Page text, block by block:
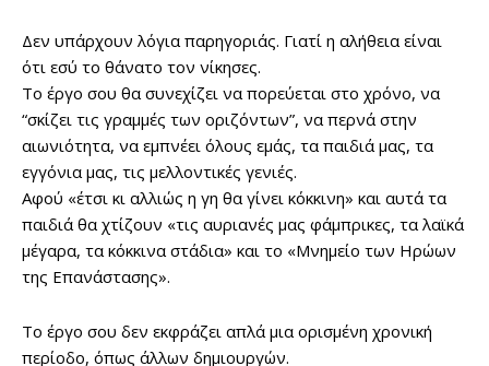
Δεν υπάρχουν λόγια παρηγοριάς. Γιατί η αλήθεια είναι
ότι εσύ το θάνατο τον νίκησες.
Το έργο σου θα συνεχίζει να πορεύεται στο χρόνο, να
“σκίζει τις γραμμές των οριζόντων”, να περνά στην
αιωνιότητα, να εμπνέει όλους εμάς, τα παιδιά μας, τα
εγγόνια μας, τις μελλοντικές γενιές.
Αφού «έτσι κι αλλιώς η γη θα γίνει κόκκινη» και αυτά τα
παιδιά θα χτίζουν «τις αυριανές μας φάμπρικες, τα λαϊκά
μέγαρα, τα κόκκινα στάδια» και το «Μνημείο των Ηρώων
της Επανάστασης».
Το έργο σου δεν εκφράζει απλά μια ορισμένη χρονική
περίοδο, όπως άλλων δημιουργών.